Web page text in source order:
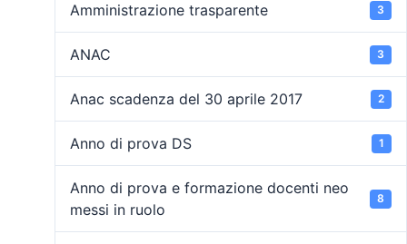
Amministrazione trasparente 3
ANAC 3
Anac scadenza del 30 aprile 2017 2
Anno di prova DS 1
Anno di prova e formazione docenti neo
messi in ruolo
8